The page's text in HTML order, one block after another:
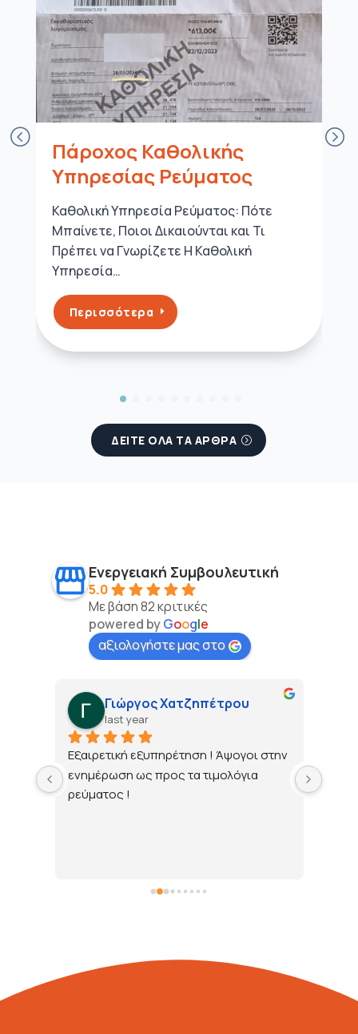
Πάροχος Καθολικής
Υπηρεσίας Ρεύματος
Καθολική Υπηρεσία Ρεύματος: Πότε
Μπαίνετε, Ποιοι Δικαιούνται και Τι
Πρέπει να Γνωρίζετε Η Καθολική
Υπηρεσία…
Περισσότερα
ΔΕΙΤΕ ΟΛΑ ΤΑ ΑΡΘΡΑ
Ενεργειακή Συμβουλευτική
5.0
Με βάση 82 κριτικές
powered byGoogle
αξιολογήστε μας στο
Γιώργος Χατζηπέτρου
last year
Εξαιρετική εξυπηρέτηση ! Άψογοι στην
ενημέρωση ως προς τα τιμολόγια
ρεύματος !